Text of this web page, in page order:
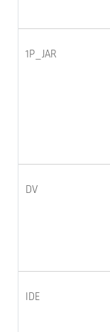
1P_JAR
DV
IDE